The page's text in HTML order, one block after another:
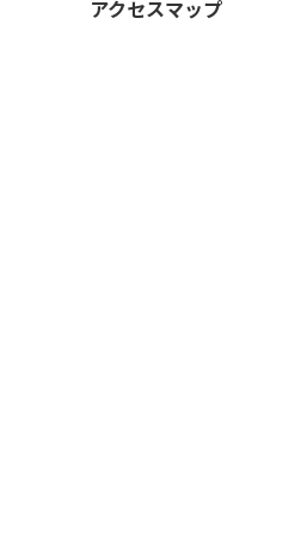
アクセスマップ